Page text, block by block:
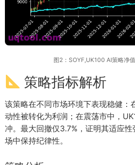
图2：SOYF,UK100 AI策略净
策略指标解析
该策略在不同市场环境下表现稳健：
动性被转化为利润；在震荡市中，
冲。最大回撤仅3.7%，证明其适应
场中保持纪律性。